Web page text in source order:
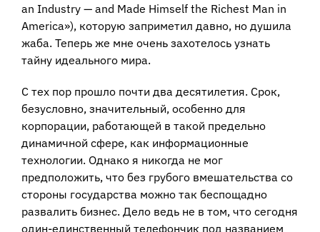
an Industry — and Made Himself the Richest Man in
America»), которую заприметил давно, но душила
жаба. Теперь же мне очень захотелось узнать
тайну идеального мира.
С тех пор прошло почти два десятилетия. Срок,
безусловно, значительный, особенно для
корпорации, работающей в такой предельно
динамичной сфере, как информационные
технологии. Однако я никогда не мог
предположить, что без грубого вмешательства со
стороны государства можно так беспощадно
развалить бизнес. Дело ведь не в том, что сегодня
один-единственный телефончик под названием